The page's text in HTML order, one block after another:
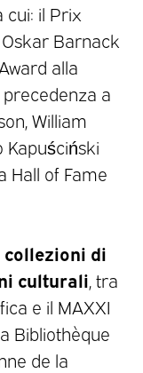
cui: il Prix
Barnack
alla
a
William
Kapuściński
Hall of Fame
collezioni di
culturali , tra
e il MAXXI
Bibliothèque
de la